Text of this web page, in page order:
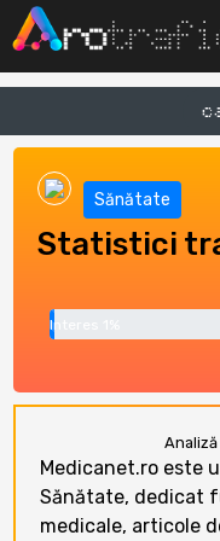
Sănătate
Statistici
Interes 1%
Medicanet.ro este
Sănătate, dedicat
medicale, articole